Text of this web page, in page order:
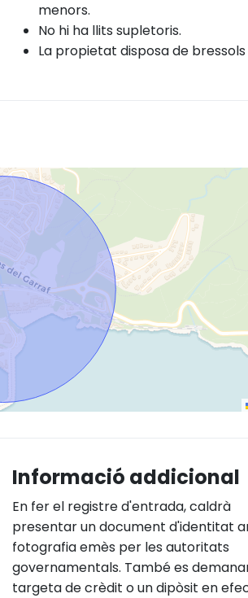
menors.
No hi ha llits supletoris.
La propietat disposa de bressols
Informació addicional
En fer el registre d'entrada, caldrà
presentar un document d'identitat
fotografia emès per les autoritats
governamentals. També es
targeta de crèdit o un dipòsit en